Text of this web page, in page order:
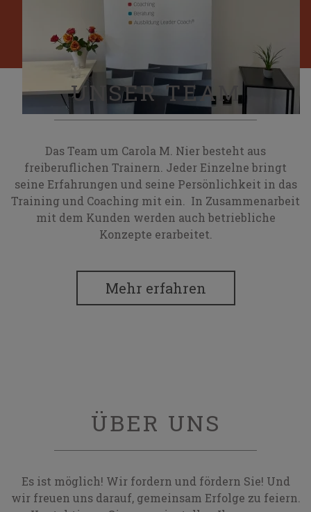
UNSER TEAM
Das Team um Carola M. Nier besteht aus
freiberuflichen Trainern. Jeder Einzelne bringt
seine Erfahrungen und seine Persönlichkeit in das
Training und Coaching mit ein. In Zusammenarbeit
mit dem Kunden werden auch betriebliche
Konzepte erarbeitet.
Mehr erfahren
ÜBER UNS
Es ist möglich! Wir fordern und fördern Sie! Und
wir freuen uns darauf, gemeinsam Erfolge zu feiern.